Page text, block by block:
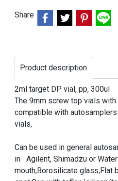
Share
Product description
2ml target DP vial, pp, 300ul
The 9mm screw top vials
compatible with
vials,
Can be used in general
in Agilent, Shimadzu or
mouth,Borosilicate glass,Flat